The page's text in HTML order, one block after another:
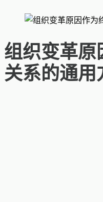
组织变革
关系的通用